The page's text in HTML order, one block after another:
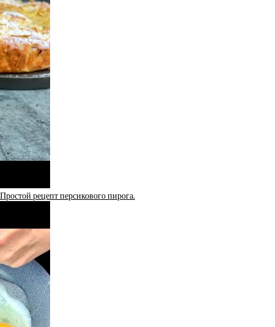
рецепт персикового пирога.